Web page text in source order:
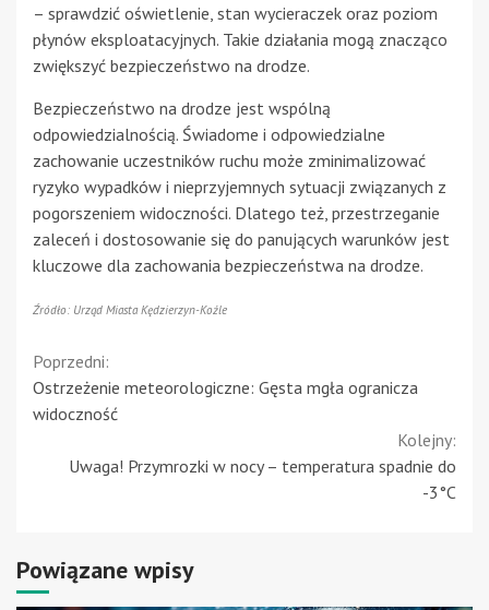
– sprawdzić oświetlenie, stan wycieraczek oraz poziom
płynów eksploatacyjnych. Takie działania mogą znacząco
zwiększyć bezpieczeństwo na drodze.
Bezpieczeństwo na drodze jest wspólną
odpowiedzialnością. Świadome i odpowiedzialne
zachowanie uczestników ruchu może zminimalizować
ryzyko wypadków i nieprzyjemnych sytuacji związanych z
pogorszeniem widoczności. Dlatego też, przestrzeganie
zaleceń i dostosowanie się do panujących warunków jest
kluczowe dla zachowania bezpieczeństwa na drodze.
Źródło: Urząd Miasta Kędzierzyn-Koźle
Continue
Reading
Poprzedni:
Ostrzeżenie meteorologiczne: Gęsta mgła ogranicza
widoczność
Kolejny:
Uwaga! Przymrozki w nocy – temperatura spadnie do
-3°C
Powiązane wpisy